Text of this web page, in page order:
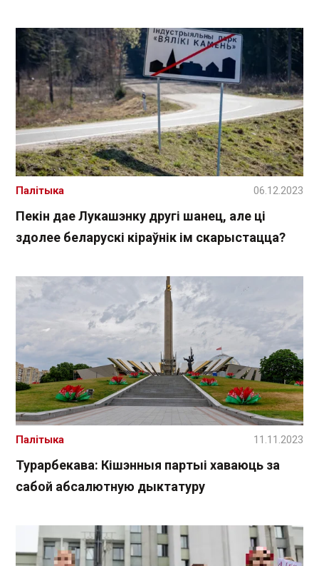
Пекін дае Лукашэнку другі шанец, але ці
здолее беларускі кіраўнік ім скарыстацца?
Палітыка 06.12.2023
Турарбекава: Кішэнныя партыі хаваюць за
сабой абсалютную дыктатуру
Палітыка 11.11.2023